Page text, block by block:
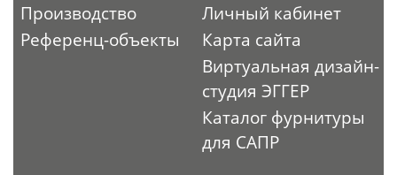
Производство
Референц-объекты
Личный кабинет
Карта сайта
Виртуальная дизайн-
студия ЭГГЕР
Каталог фурнитуры
для САПР